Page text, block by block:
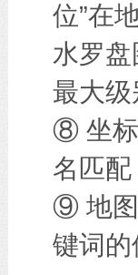
位”在
水罗
最大
⑧ 坐标
名匹
⑨ 地图
键词